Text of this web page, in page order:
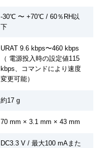
-30℃ 〜 +70℃ / 60％RH以
下
URAT 9.6 kbps〜460 kbps
（ 電源投入時の設定値115
kbps、コマンドにより速度
変更可能）
約17 g
70 mm × 3.1 mm × 43 mm
DC3.3 V / 最大100 mAまた